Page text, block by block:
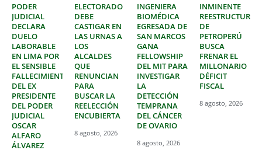
PODER
JUDICIAL
DECLARA
DUELO
LABORABLE
EN LIMA POR
EL SENSIBLE
FALLECIMIENTO
DEL EX
PRESIDENTE
DEL PODER
JUDICIAL
OSCAR
ALFARO
ÁLVAREZ
ELECTORADO
DEBE
CASTIGAR EN
LAS URNAS A
LOS
ALCALDES
QUE
RENUNCIAN
PARA
BUSCAR LA
REELECCIÓN
ENCUBIERTA
8 agosto, 2026
INGENIERA
BIOMÉDICA
EGRESADA DE
SAN MARCOS
GANA
FELLOWSHIP
DEL MIT PARA
INVESTIGAR
LA
DETECCIÓN
TEMPRANA
DEL CÁNCER
DE OVARIO
8 agosto, 2026
INMINENTE
DE
PETROPERÚ
BUSCA
FRENAR EL
MILLONARIO
DÉFICIT
FISCAL
8 agosto, 2026